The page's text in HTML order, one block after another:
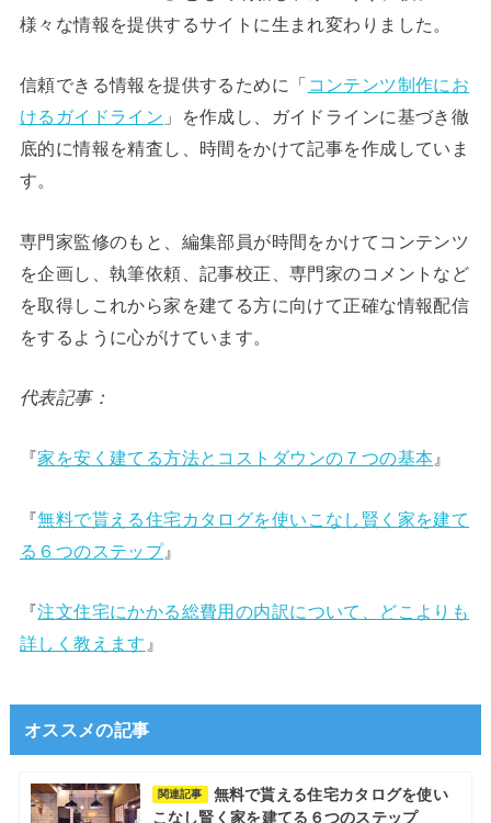
様々な情報を提供するサイトに生まれ変わりました。
信頼できる情報を提供するために「 コンテンツ制作にお
けるガイドライン 」を作成し、ガイドラインに基づき徹
底的に情報を精査し、時間をかけて記事を作成していま
す。
専門家監修のもと、編集部員が時間をかけてコンテンツ
を企画し、執筆依頼、記事校正、専門家のコメントなど
を取得しこれから家を建てる方に向けて正確な情報配信
をするように心がけています。
代表記事：
『家を安く建てる方法とコストダウンの７つの基本 』
『無料で貰える住宅カタログを使いこなし賢く家を建て
る６つのステップ』
『注文住宅にかかる総費用の内訳について、どこよりも
詳しく教えます 』
オススメの記事
関連記事
無料で貰える住宅カタログを使い
こなし賢く家を建てる６つのステップ